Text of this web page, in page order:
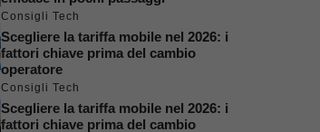
Consigli Tech
Scegliere la tariffa mobile nel 2026: i
fattori chiave prima del cambio
operatore
Consigli Tech
Scegliere la tariffa mobile nel 2026: i
fattori chiave prima del cambio